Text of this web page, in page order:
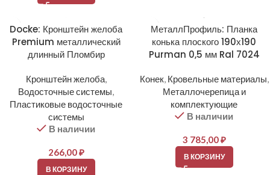
Docke: Кронштейн желоба
Premium металлический
длинный Пломбир
Кронштейн желоба,
Водосточные системы,
Пластиковые водосточные
системы
В наличии
266,00₽
В КОРЗИНУ
МеталлПрофиль: Планка
конька плоского 190х190
Purman 0,5 мм Ral 7024
Конек, Кровельные материалы,
Металлочерепица и
комплектующие
В наличии
3 785,00₽
В КОРЗИНУ